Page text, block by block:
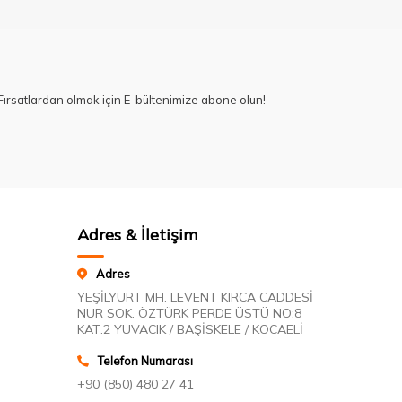
olmak için E-bültenimize abone olun!
Adres & İletişim
Adres
YEŞİLYURT MH. LEVENT KIRCA CADDESİ
NUR SOK. ÖZTÜRK PERDE ÜSTÜ NO:8
KAT:2 YUVACIK / BAŞİSKELE / KOCAELİ
Telefon Numarası
+90 (850) 480 27 41